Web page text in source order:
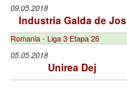
09.05.2018
Industria Galda de Jos
Romania - Liga 3 Etapa 26
05.05.2018
Unirea Dej